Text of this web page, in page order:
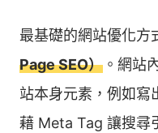
最基礎的網站優化方
Page SEO） 。網站
站本身元素，例如寫
藉 Meta Tag 讓搜尋